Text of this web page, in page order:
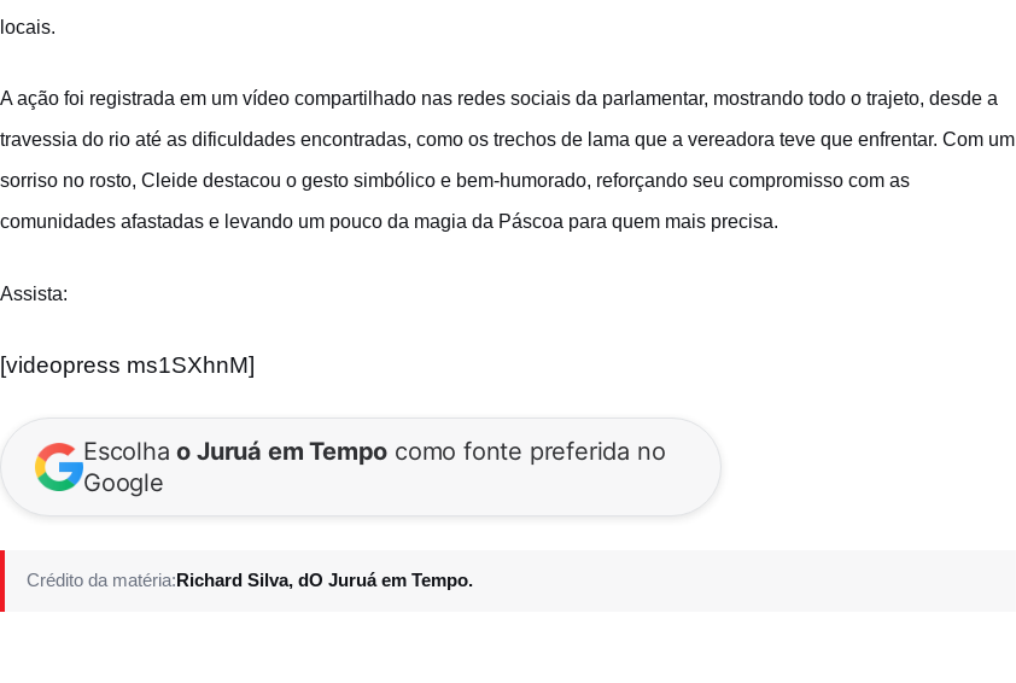
locais.
A ação foi registrada em um vídeo compartilhado nas redes sociais da parlamentar, mostrando todo o trajeto, desde a
travessia do rio até as dificuldades encontradas, como os trechos de lama que a vereadora teve que enfrentar. Com um
sorriso no rosto, Cleide destacou o gesto simbólico e bem-humorado, reforçando seu compromisso com as
comunidades afastadas e levando um pouco da magia da Páscoa para quem mais precisa.
Assista:
[videopress ms1SXhnM]
Escolhao Juruá em Tempo como fonte preferida no
Google
Crédito da matéria: Richard Silva, dO Juruá em Tempo.